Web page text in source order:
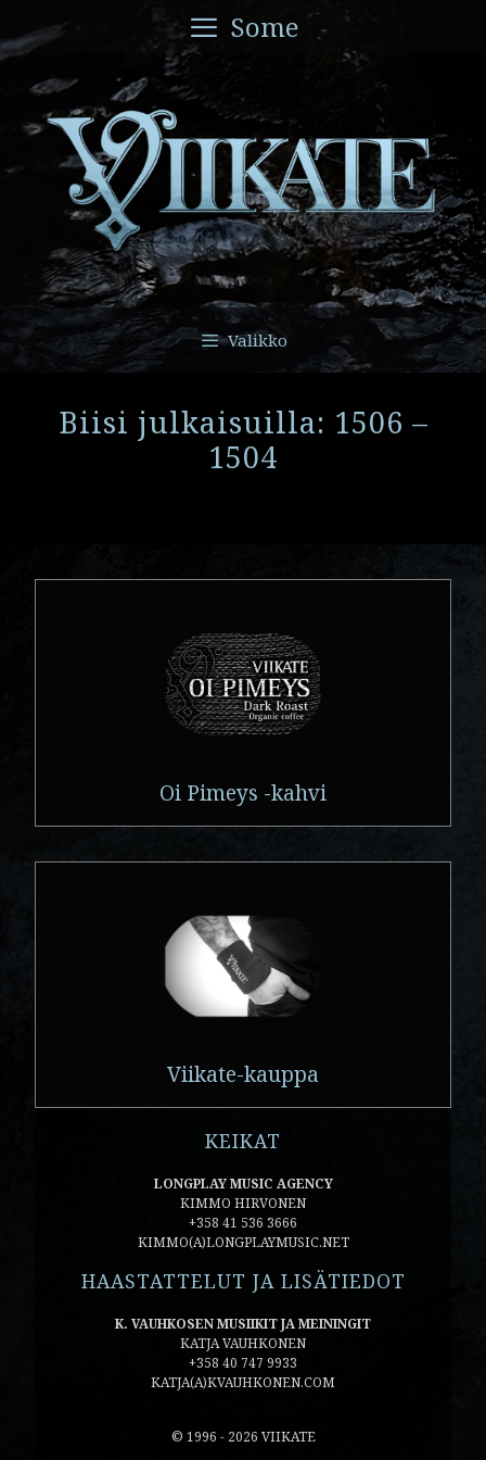
sisältöön
Some
Valikko
Biisi julkaisuilla: 1506 –
1504
Oi Pimeys -kahvi
Viikate-kauppa
KEIKAT
LONGPLAY MUSIC AGENCY
KIMMO HIRVONEN
+358 41 536 3666
KIMMO(A)LONGPLAYMUSIC.NET
HAASTATTELUT JA LISÄTIEDOT
K. VAUHKOSEN MUSIIKIT JA MEININGIT
KATJA VAUHKONEN
+358 40 747 9933
KATJA(A)KVAUHKONEN.COM
© 1996 - 2026 VIIKATE